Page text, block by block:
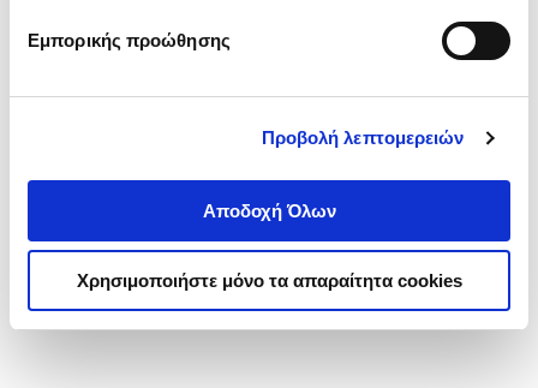
Εμπορικής προώθησης
Προβολή λεπτομερειών
Αποδοχή Όλων
Χρησιμοποιήστε μόνο τα απαραίτητα cookies